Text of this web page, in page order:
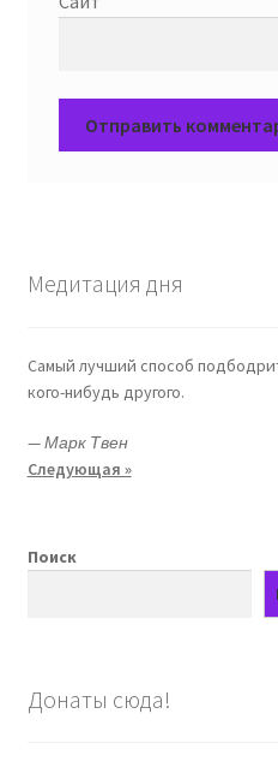
Медитация дня
Самый лучший способ
кого-нибудь другого.
—Марк Твен
Следующая »
Поиск
Донаты сюда!